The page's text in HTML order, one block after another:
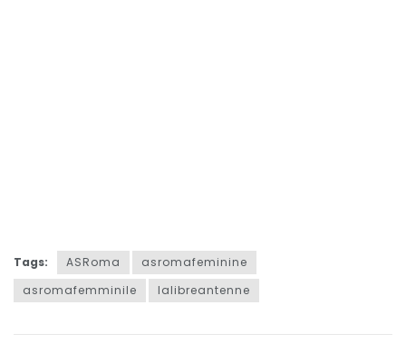
Tags: ASRoma
asromafeminine
asromafemminile
lalibreantenne